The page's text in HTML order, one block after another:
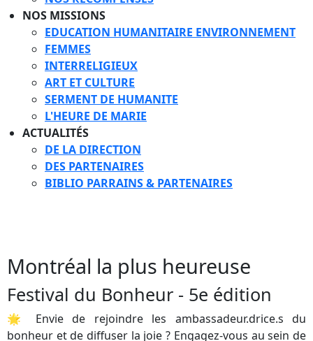
NOS MISSIONS
EDUCATION HUMANITAIRE ENVIRONNEMENT
FEMMES
INTERRELIGIEUX
ART ET CULTURE
SERMENT DE HUMANITE
L'HEURE DE MARIE
ACTUALITÉS
DE LA DIRECTION
DES PARTENAIRES
BIBLIO PARRAINS & PARTENAIRES
Montréal la plus heureuse
Festival du Bonheur - 5e édition
🌟 Envie de rejoindre les ambassadeur.drice.s du
bonheur et de diffuser la joie ? Engagez-vous au sein de